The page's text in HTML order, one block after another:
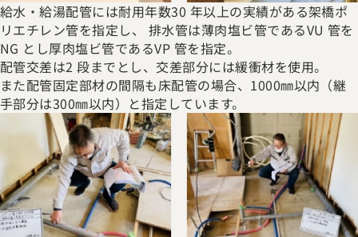
給水・給湯配管には耐用年数30 年以上の実績がある架橋ポ
リエチレン管を指定し、 排水管は薄肉塩ビ管であるVU 管を
NG とし厚肉塩ビ管であるVP 管を指定。
配管交差は2 段までとし、交差部分には緩衝材を使用。
また配管固定部材の間隔も床配管の場合、1000㎜以内（継
手部分は300㎜以内）と指定しています。